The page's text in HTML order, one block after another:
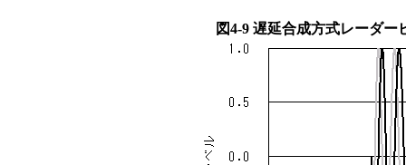
図4-9 遅延合成方式レーダ